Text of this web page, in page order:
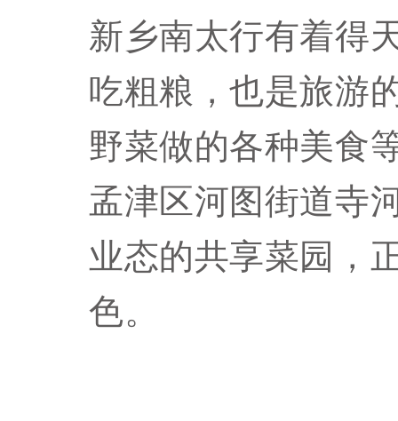
新乡南太行有着得
吃粗粮，也是旅游
野菜做的各种美食
孟津区河图街道寺
业态的共享菜园，
色。